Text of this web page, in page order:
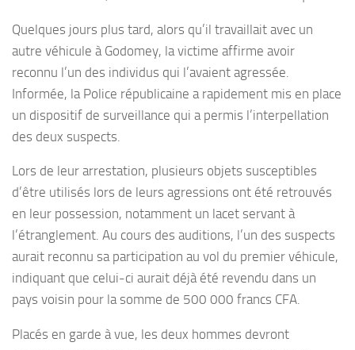
Quelques jours plus tard, alors qu’il travaillait avec un
autre véhicule à Godomey, la victime affirme avoir
reconnu l’un des individus qui l’avaient agressée.
Informée, la Police républicaine a rapidement mis en place
un dispositif de surveillance qui a permis l’interpellation
des deux suspects.
Lors de leur arrestation, plusieurs objets susceptibles
d’être utilisés lors de leurs agressions ont été retrouvés
en leur possession, notamment un lacet servant à
l’étranglement. Au cours des auditions, l’un des suspects
aurait reconnu sa participation au vol du premier véhicule,
indiquant que celui-ci aurait déjà été revendu dans un
pays voisin pour la somme de 500 000 francs CFA.
Placés en garde à vue, les deux hommes devront